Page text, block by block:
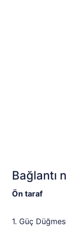
Bağlantı
Ön taraf
1. Güç